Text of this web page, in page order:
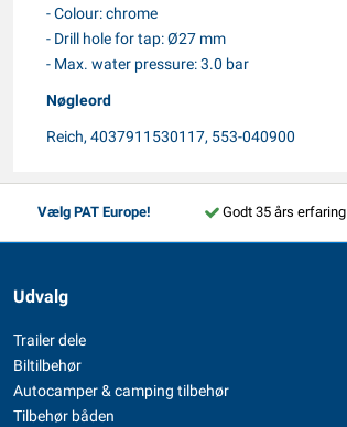
- Colour: chrome
- Drill hole for tap: Ø27 mm
- Max. water pressure: 3.0 bar
Nøgleord
Reich, 4037911530117, 553-040900
Vælg PAT Europe! Godt 35 års erfaring
Udvalg
Trailer dele
Biltilbehør
Autocamper & camping tilbehør
Tilbehør båden